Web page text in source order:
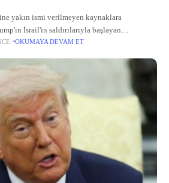
yakın ismi verilmeyen kaynaklara
İsrail'in saldırılarıyla başlayan
çekinceleri değerlendirildi. Yönetime yakın
OKUMAYA DEVAM ET